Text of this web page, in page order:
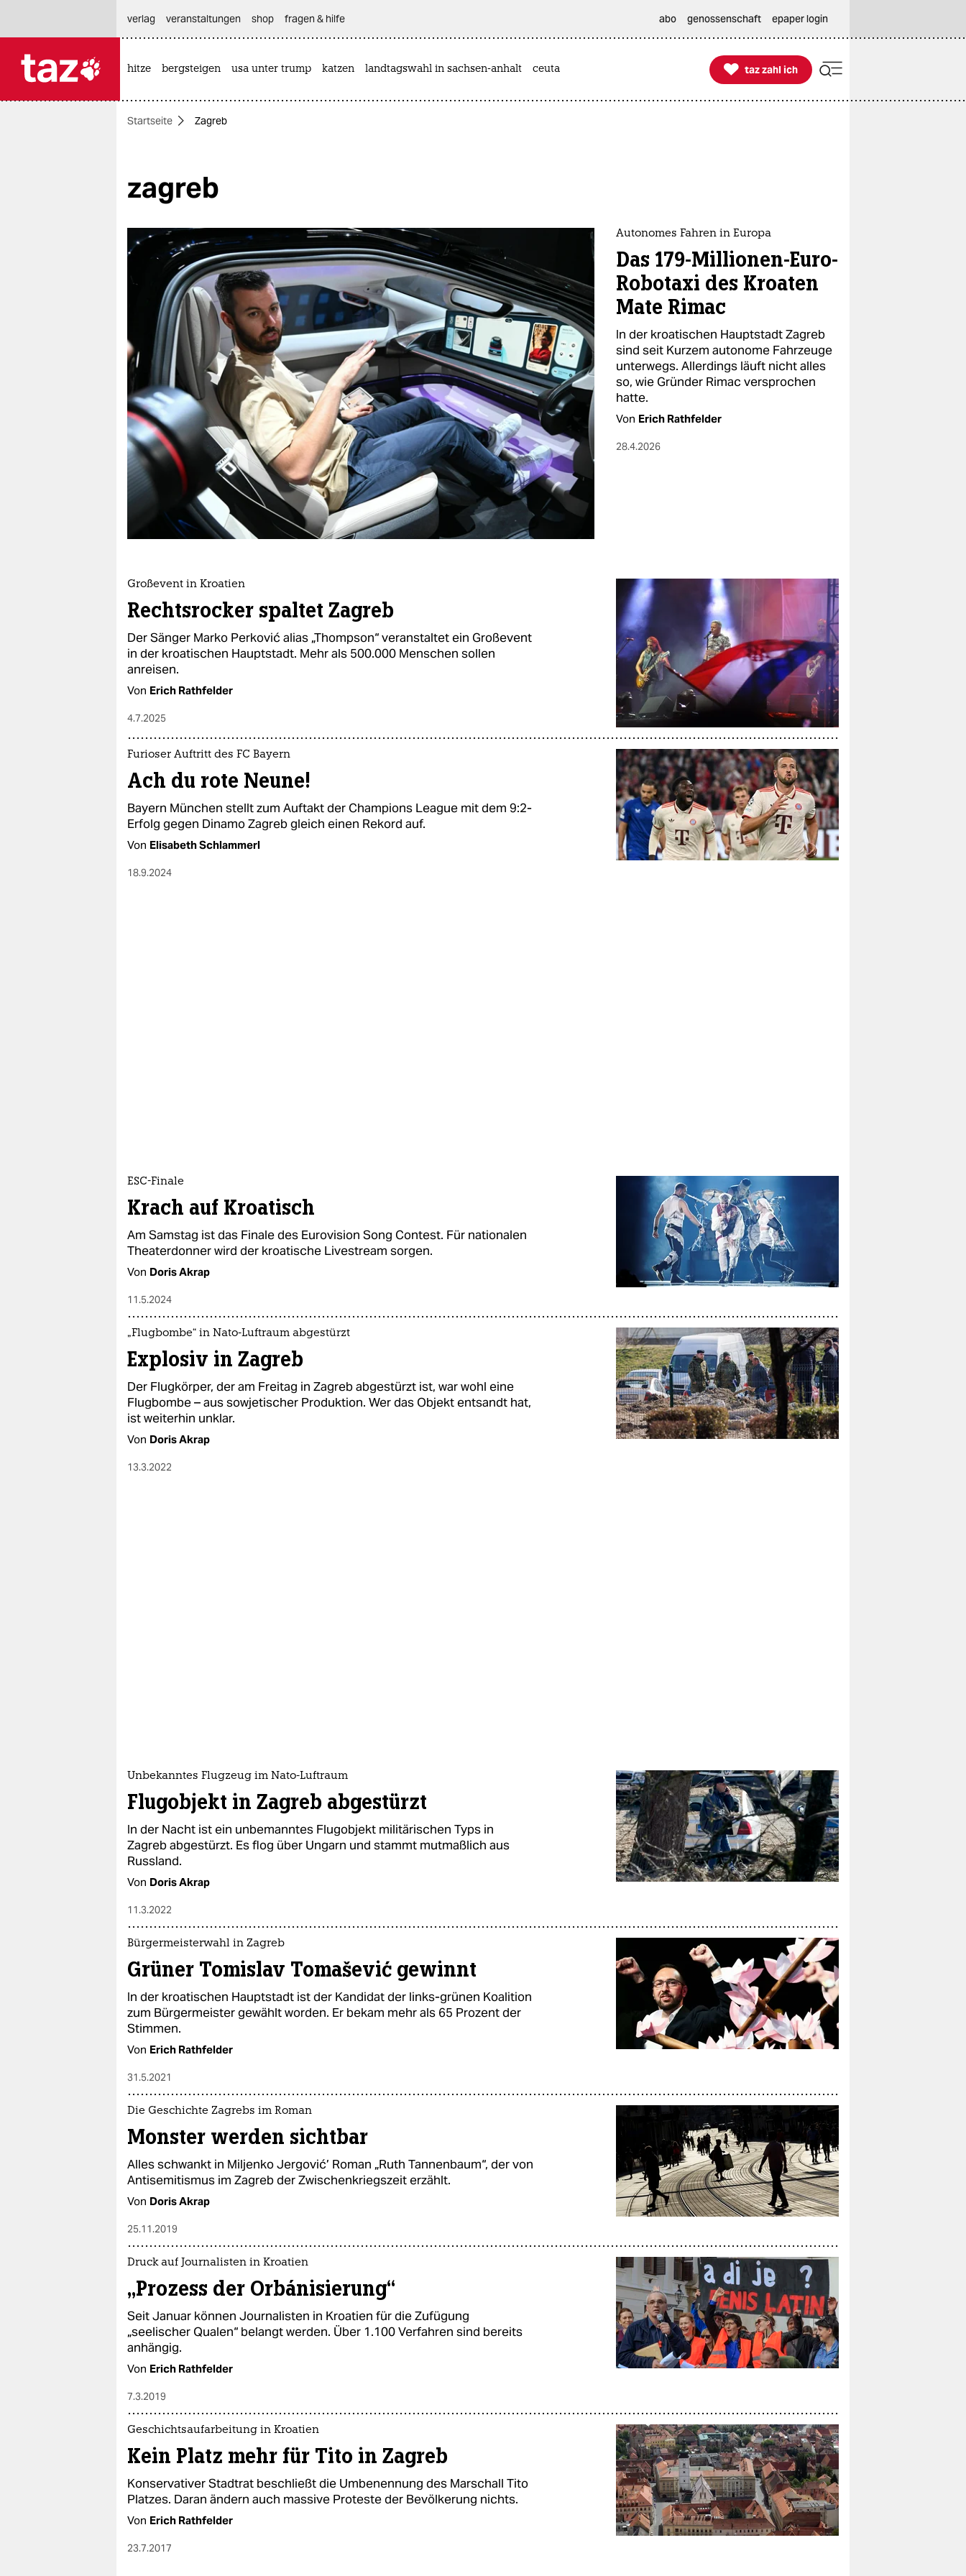
themen
öko
gesellschaft
kultur
sport
berlin
nord
wahrheit
verlag
verlag
veranstaltungen
fragen & hilfe
abo
genossenschaft
epaper login
verlag
veranstaltungen shop fragen & hilfe abo genossenschaft epaper login
hitze bergsteigen usa unter trump katzen landtagswahl in sachsen-anhalt ceuta 
taz zahl ich
taz zahl ich
Startseite Zagreb
zagreb
Autonomes Fahren in Europa
Das 179-Millionen-Euro-
Robotaxi des Kroaten
Mate Rimac
In der kroatischen Hauptstadt Zagreb
sind seit Kurzem autonome Fahrzeuge
unterwegs. Allerdings läuft nicht alles
so, wie Gründer Rimac versprochen
hatte.
Von Erich Rathfelder
28.4.2026
Großevent in Kroatien
Rechtsrocker spaltet Zagreb
Der Sänger Marko Perković alias „Thompson“ veranstaltet ein Großevent
in der kroatischen Hauptstadt. Mehr als 500.000 Menschen sollen
anreisen.
Von Erich Rathfelder
4.7.2025
Furioser Auftritt des FC Bayern
Ach du rote Neune!
Bayern München stellt zum Auftakt der Champions League mit dem 9:2-
Erfolg gegen Dinamo Zagreb gleich einen Rekord auf.
Von Elisabeth Schlammerl
18.9.2024
ESC-Finale
Krach auf Kroatisch
Am Samstag ist das Finale des Eurovision Song Contest. Für nationalen
Theaterdonner wird der kroatische Livestream sorgen.
Von Doris Akrap
11.5.2024
„Flugbombe“ in Nato-Luftraum abgestürzt
Explosiv in Zagreb
Der Flugkörper, der am Freitag in Zagreb abgestürzt ist, war wohl eine
Flugbombe – aus sowjetischer Produktion. Wer das Objekt entsandt hat,
ist weiterhin unklar.
Von Doris Akrap
13.3.2022
Unbekanntes Flugzeug im Nato-Luftraum
Flugobjekt in Zagreb abgestürzt
In der Nacht ist ein unbemanntes Flugobjekt militärischen Typs in
Zagreb abgestürzt. Es flog über Ungarn und stammt mutmaßlich aus
Russland.
Von Doris Akrap
11.3.2022
Bürgermeisterwahl in Zagreb
Grüner Tomislav Tomašević gewinnt
In der kroatischen Hauptstadt ist der Kandidat der links-grünen Koalition
zum Bürgermeister gewählt worden. Er bekam mehr als 65 Prozent der
Stimmen.
Von Erich Rathfelder
31.5.2021
Die Geschichte Zagrebs im Roman
Monster werden sichtbar
Alles schwankt in Miljenko Jergović’ Roman „Ruth Tannenbaum“, der von
Antisemitismus im Zagreb der Zwischenkriegszeit erzählt.
Von Doris Akrap
25.11.2019
Druck auf Journalisten in Kroatien
„Prozess der Orbánisierung“
Seit Januar können Journalisten in Kroatien für die Zufügung
„seelischer Qualen“ belangt werden. Über 1.100 Verfahren sind bereits
anhängig.
Von Erich Rathfelder
7.3.2019
Geschichtsaufarbeitung in Kroatien
Kein Platz mehr für Tito in Zagreb
Konservativer Stadtrat beschließt die Umbenennung des Marschall Tito
Platzes. Daran ändern auch massive Proteste der Bevölkerung nichts.
Von Erich Rathfelder
23.7.2017